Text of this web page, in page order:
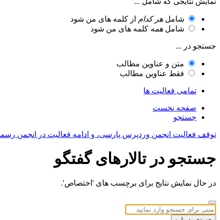
شامل هر کدام از کلمه های من شود
شامل همه کلمه های من شود
جستجو در ...
متن و عناوین مطالب
فقط عناوین مطالب
تمامی فعالیت ها
صفحه نخست
جستجو
توقف فعالیت انجمن وردپرس پارسی، و ادامه فعالیت در انجمن
جستجو در تالارهای گفتگو
در حال نمایش نتایج برای برچسب های 'اختصاص'.